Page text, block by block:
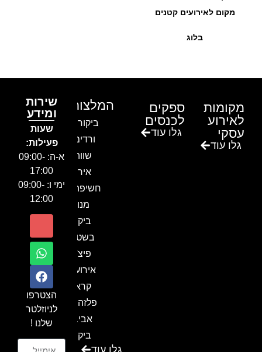
מקום לאירועים קטנים
בלוג
מקומות
לאירוע
עסקי
גלו עוד
ספקים
לכנסים
גלו עוד
המלצות
ביקור בגן
ורדים –
שווה!!
אירוע
חשיפה- זיו
מנור
ביקור
בשטח-
פיצ'ר
אירועים
קראון
פלזה תל
אביב-
ביקור
גלו עוד
שירות
ומידע
שעות
פעילות:
א-ה: 09:00-
17:00
ימי ו: 09:00-
12:00
הצטרפו
לניוזלטר
שלנו !